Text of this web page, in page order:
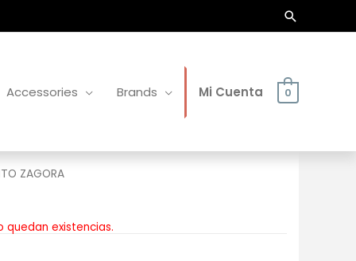
Buscar
Accessories Brands Mi Cuenta 0
ZAGORA
quedan existencias.